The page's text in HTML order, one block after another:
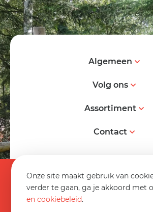
Onze site maakt gebruik van
verder te gaan, ga je akkoord met
en cookiebeleid.
Algemeen
Volg ons
Assortiment
Contact
Algemene voorwaarden